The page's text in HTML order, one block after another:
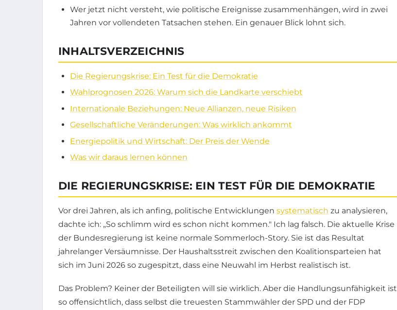
Wer jetzt nicht versteht, wie politische Ereignisse zusammenhängen, wird in zwei
Jahren vor vollendeten Tatsachen stehen. Ein genauer Blick lohnt sich.
INHALTSVERZEICHNIS
Die Regierungskrise: Ein Test für die Demokratie
Wahlprognosen 2026: Warum sich die Landkarte verschiebt
Internationale Beziehungen: Neue Allianzen, neue Risiken
Gesellschaftliche Veränderungen: Was wirklich ankommt
Energiepolitik und Wirtschaft: Der Preis der Wende
Was wir daraus lernen können
DIE REGIERUNGSKRISE: EIN TEST FÜR DIE DEMOKRATIE
Vor drei Jahren, als ich anfing, politische Entwicklungen systematisch zu analysieren,
dachte ich: „So schlimm wird es schon nicht kommen." Ich lag falsch. Die aktuelle Krise
der Bundesregierung ist keine normale Sommerloch-Story. Sie ist das Resultat
jahrelanger Versäumnisse. Der Haushaltsstreit zwischen den Koalitionsparteien hat
sich im Juni 2026 so zugespitzt, dass eine Neuwahl im Herbst realistisch ist.
Das Problem? Keiner der Beteiligten will sie wirklich. Aber die Handlungsunfähigkeit ist
so offensichtlich, dass selbst die treuesten Stammwähler der SPD und der FDP